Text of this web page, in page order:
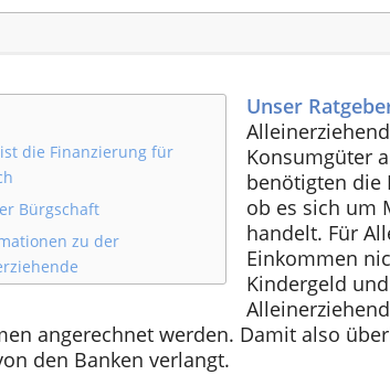
Unser
die Finanzierung für
Bürgschaft
zu der
Konsumgüter
benötigten die
ob es sich um
handelt. Für
Einkommen
Kindergeld
angerechnet werden. Damit also
den Banken verlangt.